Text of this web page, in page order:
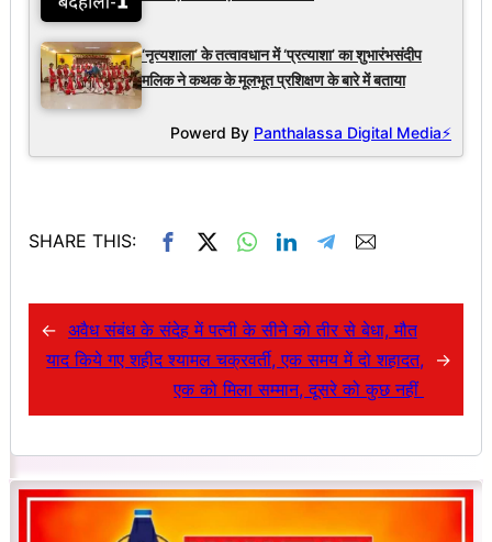
‘नृत्यशाला’ के तत्वावधान में ‘प्रत्याशा’ का शुभारंभसंदीप
मलिक ने कथक के मूलभूत प्रशिक्षण के बारे में बताया
Powerd By Panthalassa Digital Media⚡
SHARE THIS:
← अवैध संबंध के संदेह में पत्नी के सीने को तीर से बेधा, मौत
याद किये गए शहीद श्यामल चक्रवर्ती, एक समय में दो शहादत,
एक को मिला सम्मान, दूसरे को कुछ नहीं
→